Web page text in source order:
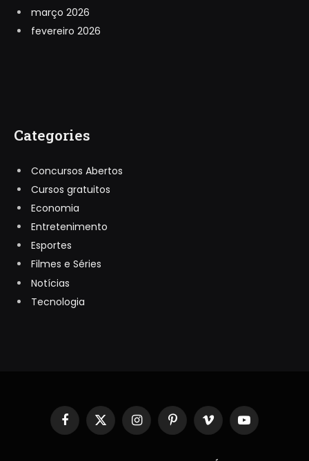
março 2026
fevereiro 2026
Categories
Concursos Abertos
Cursos gratuitos
Economia
Entretenimento
Esportes
Filmes e Séries
Notícias
Tecnologia
Facebook
X
(Twitter)
InstagramPinterestVimeo YouTube